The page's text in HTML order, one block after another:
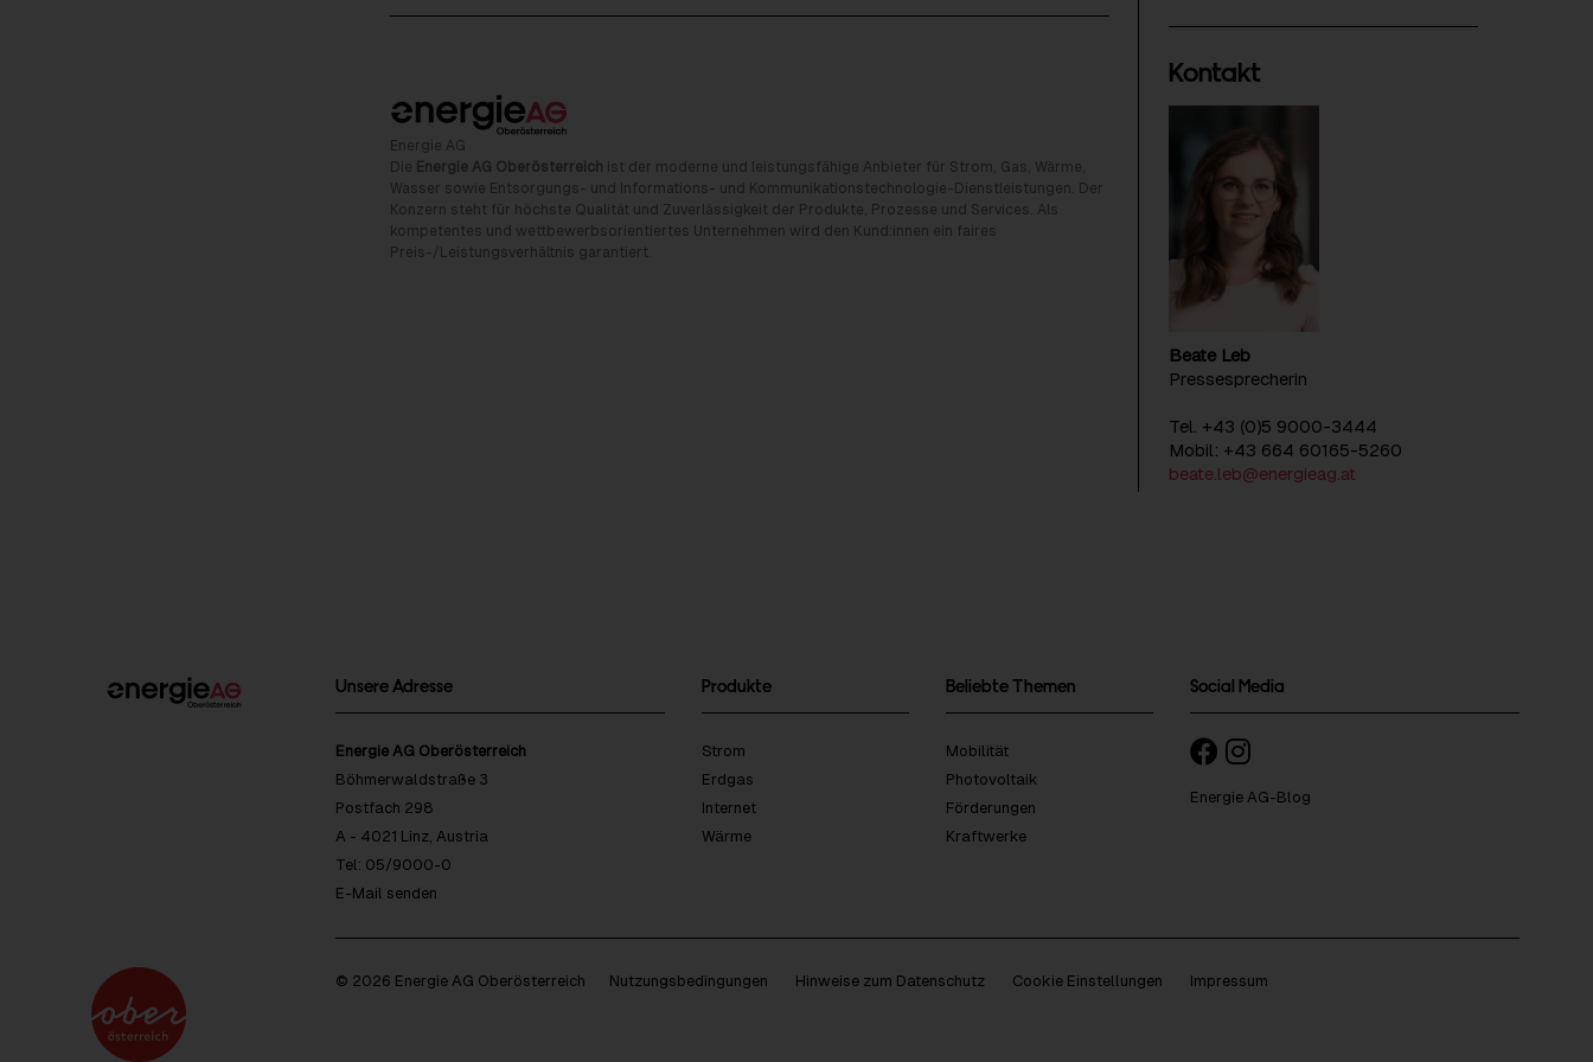
Energie AG
Die Energie AG Oberösterreich ist der moderne und leistungsfähige Anbieter für Strom, Gas, Wärme,
Wasser sowie Entsorgungs- und Informations- und Kommunikationstechnologie-Dienstleistungen. Der
Konzern steht für höchste Qualität und Zuverlässigkeit der Produkte, Prozesse und Services. Als
kompetentes und wettbewerbsorientiertes Unternehmen wird den Kund:innen ein faires
Preis-/Leistungsverhältnis garantiert.
Kontakt
Beate Leb
Pressesprecherin
Tel. +43 (0)5 9000-3444
Mobil: +43 664 60165-5260
beate.leb@energieag.at
Unsere Adresse
Energie AG Oberösterreich
Böhmerwaldstraße 3
Postfach 298
A - 4021 Linz, Austria
Tel: 05/9000-0
E-Mail senden
Produkte
Strom
Erdgas
Internet
Wärme
Beliebte Themen
Mobilität
Photovoltaik
Förderungen
Kraftwerke
Social Media
Energie AG-Blog
© 2026 Energie AG Oberösterreich Nutzungsbedingungen Hinweise zum Datenschutz Cookie Einstellungen Impressum